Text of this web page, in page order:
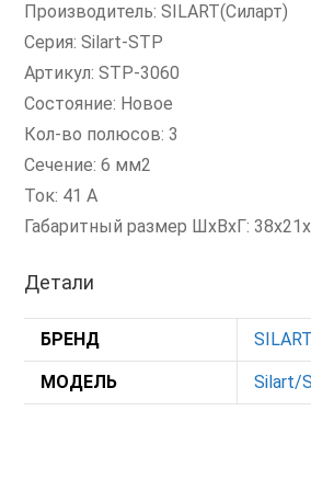
Производитель: SILART(Силарт)
Серия: Silart-STP
Артикул: STP-3060
Состояние: Новое
Кол-во полюсов: 3
Сечение: 6 мм2
Ток: 41 А
Габаритный размер ШхВхГ:
Детали
БРЕНД SILART
МОДЕЛЬ Silart/